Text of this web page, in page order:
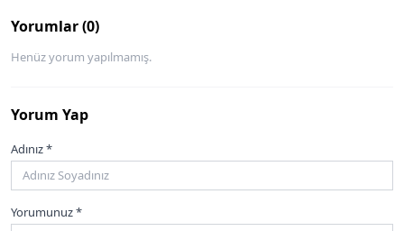
Yorumlar (0)
Henüz yorum yapılmamış.
Yorum Yap
Adınız *
Yorumunuz *